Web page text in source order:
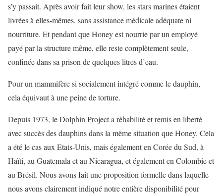
s’y passait. Après avoir fait leur show, les stars marines étaient
livrées à elles-mêmes, sans assistance médicale adéquate ni
nourriture. Et pendant que Honey est nourrie par un employé
payé par la structure même, elle reste complètement seule,
confinée dans sa prison de quelques litres d’eau.
Pour un mammifère si socialement intégré comme le dauphin,
cela équivaut à une peine de torture.
Depuis 1973, le Dolphin Project a réhabilité et remis en liberté
avec succès des dauphins dans la même situation que Honey. Cela
a été le cas aux Etats-Unis, mais également en Corée du Sud, à
Haïti, au Guatemala et au Nicaragua, et également en Colombie et
au Brésil. Nous avons fait une proposition formelle dans laquelle
nous avons clairement indiqué notre entière disponibilité pour